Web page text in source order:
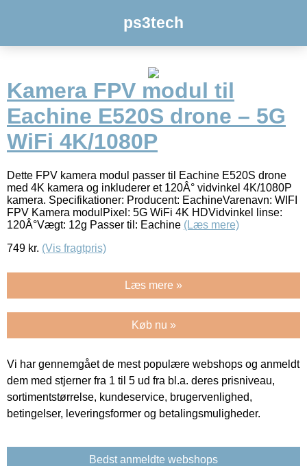
ps3tech
Kamera FPV modul til
Eachine E520S drone – 5G
WiFi 4K/1080P
Dette FPV kamera modul passer til Eachine E520S drone
med 4K kamera og inkluderer et 120Â° vidvinkel 4K/1080P
kamera. Specifikationer: Producent: EachineVarenavn: WIFI
FPV Kamera modulPixel: 5G WiFi 4K HDVidvinkel linse:
120Â°Vægt: 12g Passer til: Eachine (Læs mere)
749 kr. (Vis fragtpris)
Læs mere »
Køb nu »
Vi har gennemgået de mest populære webshops og anmeldt
dem med stjerner fra 1 til 5 ud fra bl.a. deres prisniveau,
sortimentstørrelse, kundeservice, brugervenlighed,
betingelser, leveringsformer og betalingsmuligheder.
Bedst anmeldte webshops